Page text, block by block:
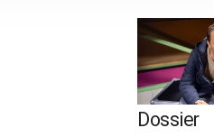
Dossier